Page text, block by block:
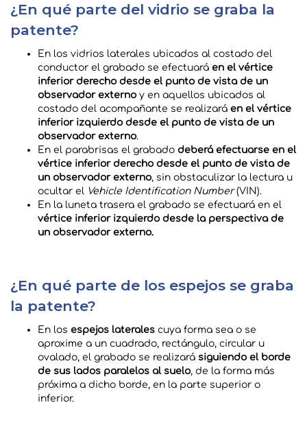
¿En qué parte del vidrio se graba la
patente?
En los vidrios laterales ubicados al costado del
conductor el grabado se efectuará en el vértice
inferior derecho desde el punto de vista de un
observador externoy en aquellos ubicados al
costado del acompañante se realizará en el vértice
inferior izquierdo desde el punto de vista de un
observador externo.
En el parabrisas el grabado deberá efectuarse en el
vértice inferior derecho desde el punto de vista de
un observador externo, sin obstaculizar la lectura u
ocultar el Vehicle Identification Number(VIN).
En la luneta trasera el grabado se efectuará en el
vértice inferior izquierdo desde la perspectiva de
un observador externo.
¿En qué parte de los espejos se graba
la patente?
En los espejos laterales cuya forma sea o se
aproxime a un cuadrado, rectángulo, circular u
ovalado, el grabado se realizará siguiendo el borde
de sus lados paralelos al suelo, de la forma más
próxima a dicho borde, en la parte superior o
inferior.